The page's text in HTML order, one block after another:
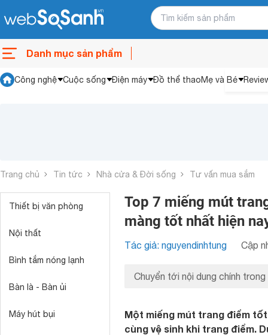
Danh mục sản phẩm
Công nghệ Cuộc sống Điện máy Đồ thể thaoMẹ và Bé
Trang chủ Tin tức Nhà cửa & Đời sống Tư vấn mua sắm
Thiết bị văn phòng
Nội thất
Bình tắm nóng lạnh
Bàn là - Bàn ủi
Máy hút bụi
Top 7 miếng mút
màng tốt nhất hiện
Tác giả: nguyendinhtung Cập
Chuyển tới nội dung chính trong
Một miếng mút trang điểm
cùng vệ sinh khi trang điểm.